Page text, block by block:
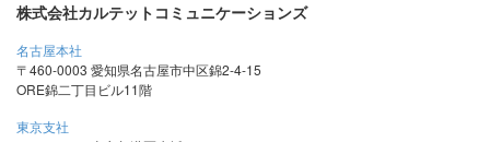
株式会社カルテットコミュニケーションズ
名古屋本社
〒460-0003 愛知県名古屋市中区錦2-4-15
ORE錦二丁目ビル11階
東京支社